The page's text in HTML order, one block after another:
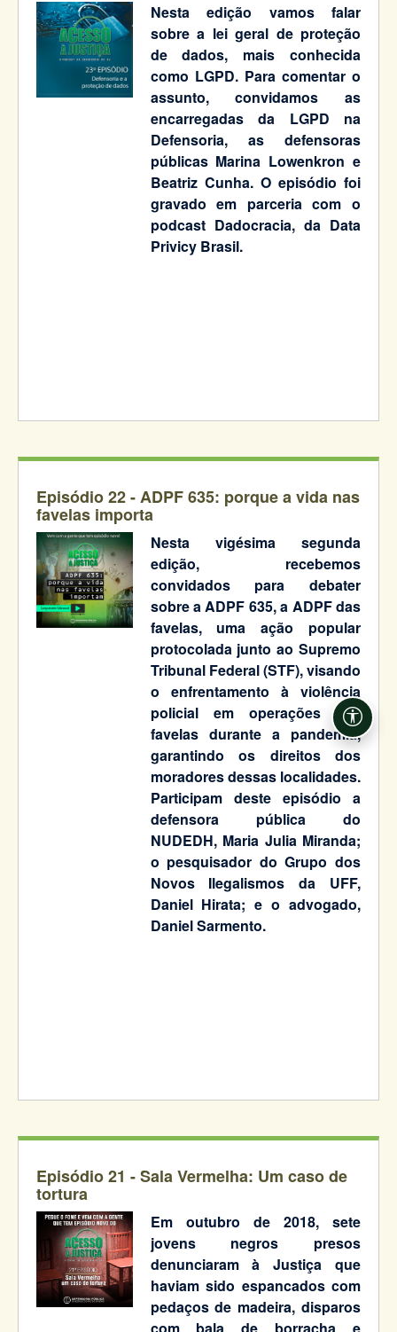
Nesta edição vamos falar
sobre a lei geral de proteção
de dados, mais conhecida
como LGPD. Para comentar o
assunto, convidamos as
encarregadas da LGPD na
Defensoria, as defensoras
públicas Marina Lowenkron e
Beatriz Cunha. O episódio foi
gravado em parceria com o
podcast Dadocracia, da Data
Privicy Brasil.
Episódio 22 - ADPF 635: porque a vida nas
favelas importa
Nesta vigésima segunda
edição, recebemos
convidados para debater
sobre a ADPF 635, a ADPF das
favelas, uma ação popular
protocolada junto ao Supremo
Tribunal Federal (STF), visando
o enfrentamento à violência
policial em operações nas
favelas durante a pandemia,
garantindo os direitos dos
moradores dessas localidades.
Participam deste episódio a
defensora pública do
NUDEDH, Maria Julia Miranda;
o pesquisador do Grupo dos
Novos Ilegalismos da UFF,
Daniel Hirata; e o advogado,
Daniel Sarmento.
Episódio 21 -Sala Vermelha: Um caso de
tortura
Em outubro de 2018, sete
jovens negros presos
denunciaram à Justiça que
haviam sido espancados com
pedaços de madeira, disparos
com bala de borracha e